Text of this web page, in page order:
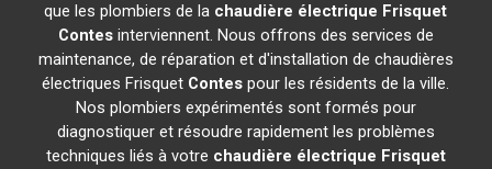
que les plombiers de la chaudière électrique Frisquet
Contesinterviennent. Nous offrons des services de
maintenance, de réparation et d'installation de chaudières
électriques Frisquet Contes pour les résidents de la ville.
Nos plombiers expérimentés sont formés pour
diagnostiquer et résoudre rapidement les problèmes
techniques liés à votre chaudière électrique Frisquet